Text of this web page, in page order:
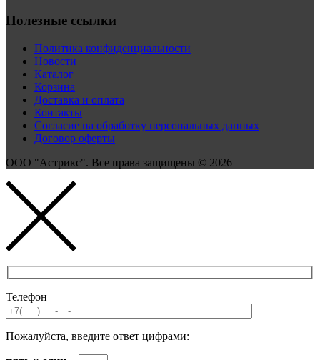
Полезные ссылки
Политика конфиденциальности
Новости
Каталог
Корзина
Доставка и оплата
Контакты
Согласие на обработку персональных данных
Договор оферты
ООО "Астрикс". Все права защищены © 2026
Телефон
Пожалуйста, введите ответ цифрами: